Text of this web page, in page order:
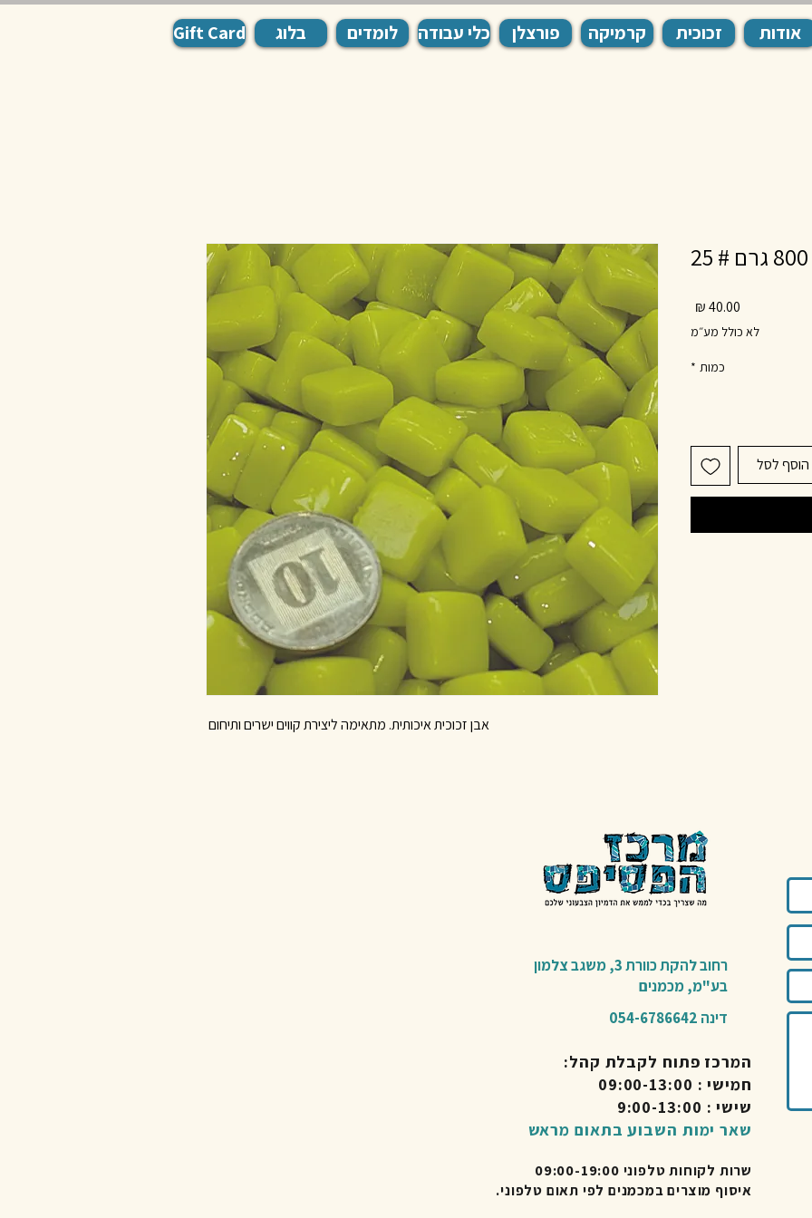
אודות זכוכית קרמיקה פורצלן כלי עבודה לומדים בלוג Gift Card
אבן זכוכית איכותית. מתאימה ליצירת קווים ישרים ותיחום
לא כולל מע״מ
כמות *
הוסף לסל
רחוב להקת כוורת 3,
משגב צלמון
בע"מ,מכמנים​
דינה 054-6786642
המרכז פתוח לקבלת קהל:
חמישי : 09:00-13:00
שישי : 9:00-13:00
שאר ימות השבוע בתאום מראש
שרות לקוחות טלפוני 09:00-19:00
איסוף מוצרים במכמנים לפי תאום טלפוני.